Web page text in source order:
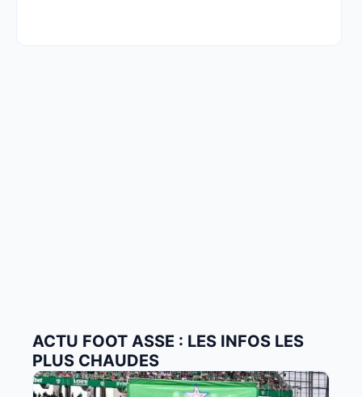
ACTU FOOT ASSE : LES INFOS LES
PLUS CHAUDES